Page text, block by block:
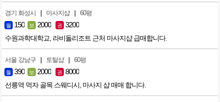
경기 화성시 | 마사지샵 | 60평
월 150 보 2000 권 3200
수원과학대학교, 라비돌리조트 근처 마사지샵 급매합니다.
서울 강남구 | 토탈샵 | 60평
월 390 보 2000 권 8000
선릉역 먹자 골목 스웨디시, 마사지 샵 매매 합니다.